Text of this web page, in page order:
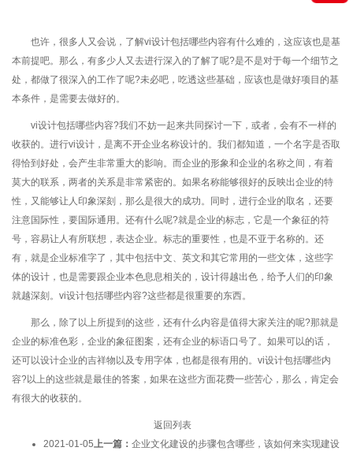
也许，很多人又会说，了解vi设计包括哪些内容有什么难的，这应该也是基
本前提吧。那么，有多少人又去进行深入的了解了呢?是不是对于每一个细节之
处，都做了很深入的工作了呢?未必吧，吃透这些基础，应该也是做好项目的基
本条件，是需要去做好的。
vi设计包括哪些内容?我们不妨一起来共同探讨一下，或者，会有不一样的
收获的。进行vi设计，是离不开企业名称设计的。我们都知道，一个名字是否取
得恰到好处，会产生非常重大的影响。而企业的形象和企业的名称之间，有着
莫大的联系，两者的关系是非常紧密的。如果名称能够很好的反映出企业的特
性，又能够让人印象深刻，那么是很大的成功。同时，进行企业的取名，还要
注意国际性，要国际通用。还有什么呢?就是企业的标志，它是一个象征的符
号，容易让人有所联想，表达企业。标志的重要性，也是不亚于名称的。还
有，就是企业标准字了，其中包括中文、英文和其它常用的一些文体，这些字
体的设计，也是需要跟企业本色息息相关的，设计得越出色，给予人们的印象
就越深刻。vi设计包括哪些内容?这些都是很重要的东西。
那么，除了以上所提到的这些，还有什么内容是值得大家关注的呢?那就是
企业的标准色彩，企业的象征图案，还有企业的标语口号了。如果可以的话，
还可以设计企业的吉祥物以及专用字体，也都是很有用的。vi设计包括哪些内
容?以上的这些就是最佳的答案，如果在这些方面花费一些苦心，那么，肯定会
有很大的收获的。
返回列表
2021-01-05上一篇： 企业文化建设的步骤包含哪些，该如何来实现建设